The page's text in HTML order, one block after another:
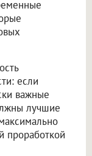
если
важные
лучшие
проработкой